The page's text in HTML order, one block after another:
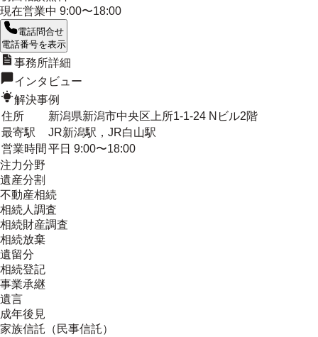
現在営業中 9:00〜18:00
電話問合せ
電話番号を表示
事務所詳細
インタビュー
解決事例
住所
新潟県新潟市中央区上所1-1-24 Nビル2階
最寄駅
JR新潟駅，JR白山駅
営業時間 平日 9:00〜18:00
注力分野
遺産分割
不動産相続
相続人調査
相続財産調査
相続放棄
遺留分
相続登記
事業承継
遺言
成年後見
家族信託（民事信託）